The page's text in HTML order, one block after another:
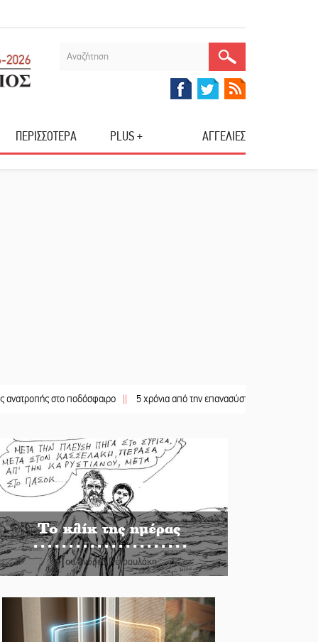
ΠΕΡΙΣΣΟΤΕΡΑ PLUS + ΑΓΓΕΛΙΕΣ
στο ποδόσφαιρο || 5 χρόνια από την επανασύσταση της ΙΜ Παναγίας
Το κλίκ της ημέρας
Του Ανδρέα Πετρουλάκη